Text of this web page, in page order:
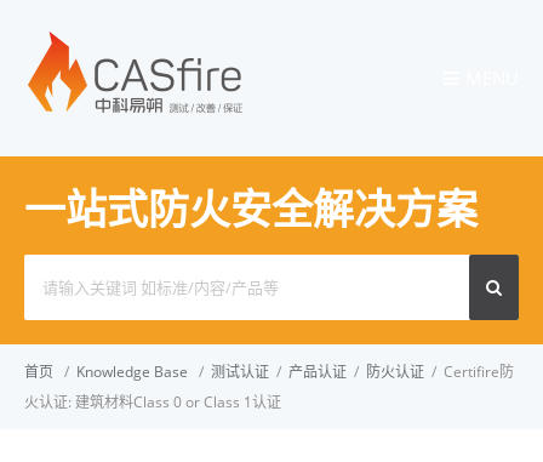
一站式防火安全解决方案
for:
首页 / Knowledge Base / 测试认证 / 产品认证 / 防火认证 / Certifire防
火认证: 建筑材料Class 0 or Class 1认证